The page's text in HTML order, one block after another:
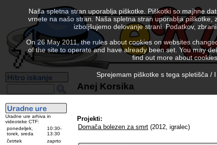
Uradne ure arhiva in
videoteke CTF:
ponedeljek,
torek, sreda
10:30-
13:30
četrtek
zaprto
Anej Korsika
Projekti:
Domača bolezen za smrt (2012, igralec)
Naša spletna stran uporablja piškotke. Piškotki so majhne
vrnete na našo stran. Naša spletna stran uporablja
izboljšujemo delovanje strani. Podatkov,
On 26 May 2011, the rules about cookies on websites
of the site to operate and have already been set. You may
find out more about
Sprejemam piškotke s tega spletišča /